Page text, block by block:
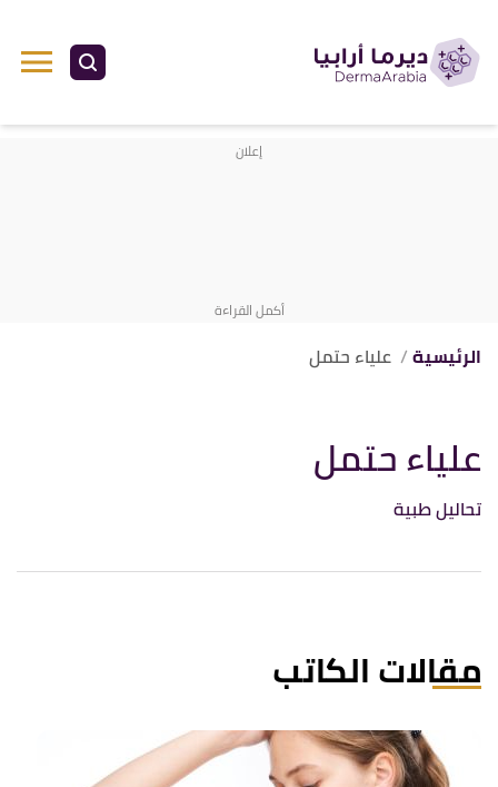
الرئيسية علياء حتمل
علياء حتمل
تحاليل طبية
مقالات الكاتب